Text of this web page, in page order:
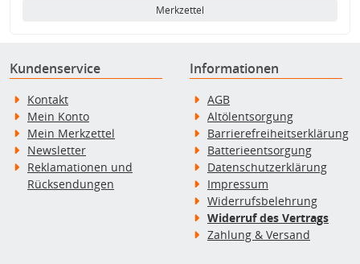
Merkzettel
Kundenservice
Kontakt
Mein Konto
Mein Merkzettel
Newsletter
Reklamationen und
Rücksendungen
Informationen
AGB
Altölentsorgung
Barrierefreiheitserklärung
Batterieentsorgung
Datenschutzerklärung
Impressum
Widerrufsbelehrung
Widerruf des Vertrags
Zahlung & Versand